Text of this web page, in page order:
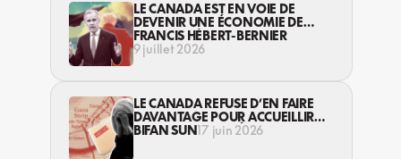
LE CANADA EST EN VOIE DE
DEVENIR UNE ÉCONOMIE DE
GUERRE
FRANCIS HÉBERT-BERNIER
9 juillet 2026
LE CANADA REFUSE D’EN FAIRE
DAVANTAGE POUR ACCUEILLIR
UNE CENTAINE D’ÉTUDIANT·ES DE
BIFAN SUN17 juin 2026